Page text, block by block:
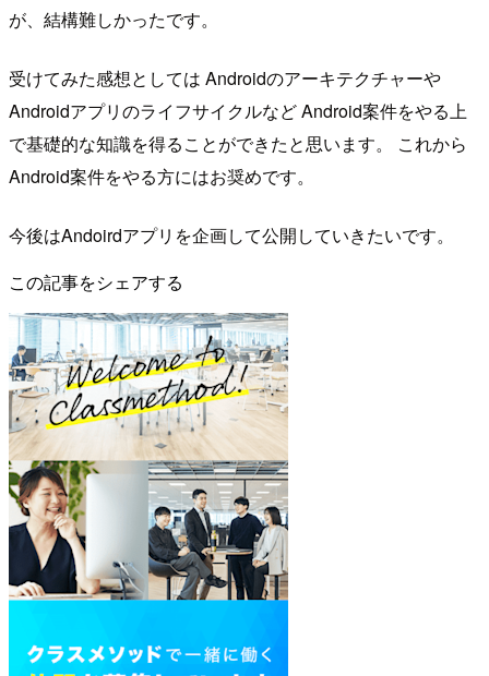
が、結構難しかったです。
受けてみた感想としては Androidのアーキテクチャーや
Androidアプリのライフサイクルなど Android案件をやる上
で基礎的な知識を得ることができたと思います。 これから
Android案件をやる方にはお奨めです。
今後はAndoirdアプリを企画して公開していきたいです。
この記事をシェアする